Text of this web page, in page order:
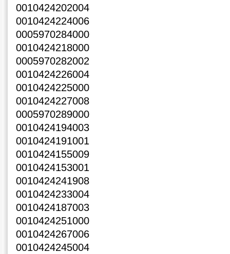
0010424202004
0010424224006
0005970284000
0010424218000
0005970282002
0010424226004
0010424225000
0010424227008
0005970289000
0010424194003
0010424191001
0010424155009
0010424153001
0010424241908
0010424233004
0010424187003
0010424251000
0010424267006
0010424245004